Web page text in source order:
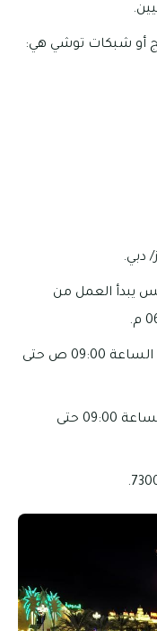
أو شبكات توشي هي:
يبدأ العمل من
بينما يعمل يومي الجمعة والأحد من الساعة 09:00 ص حتى
أما يوم السبت يعمل المتحف من الساعة 09:00 حتى